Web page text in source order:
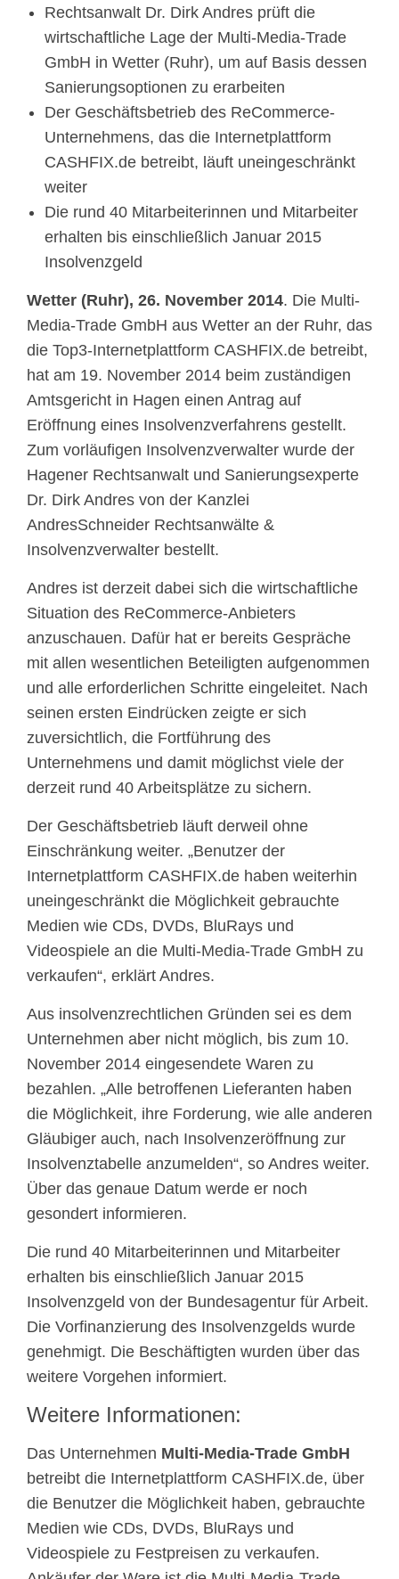
Rechtsanwalt Dr. Dirk Andres prüft die
wirtschaftliche Lage der Multi-Media-Trade
GmbH in Wetter (Ruhr), um auf Basis dessen
Sanierungsoptionen zu erarbeiten
Der Geschäftsbetrieb des ReCommerce-
Unternehmens, das die Internetplattform
CASHFIX.de betreibt, läuft uneingeschränkt
weiter
Die rund 40 Mitarbeiterinnen und Mitarbeiter
erhalten bis einschließlich Januar 2015
Insolvenzgeld
Wetter (Ruhr), 26. November 2014. Die Multi-
Media-Trade GmbH aus Wetter an der Ruhr, das
die Top3-Internetplattform CASHFIX.de betreibt,
hat am 19. November 2014 beim zuständigen
Amtsgericht in Hagen einen Antrag auf
Eröffnung eines Insolvenzverfahrens gestellt.
Zum vorläufigen Insolvenzverwalter wurde der
Hagener Rechtsanwalt und Sanierungsexperte
Dr. Dirk Andres von der Kanzlei
AndresSchneider Rechtsanwälte &
Insolvenzverwalter bestellt.
Andres ist derzeit dabei sich die wirtschaftliche
Situation des ReCommerce-Anbieters
anzuschauen. Dafür hat er bereits Gespräche
mit allen wesentlichen Beteiligten aufgenommen
und alle erforderlichen Schritte eingeleitet. Nach
seinen ersten Eindrücken zeigte er sich
zuversichtlich, die Fortführung des
Unternehmens und damit möglichst viele der
derzeit rund 40 Arbeitsplätze zu sichern.
Der Geschäftsbetrieb läuft derweil ohne
Einschränkung weiter. „Benutzer der
Internetplattform CASHFIX.de haben weiterhin
uneingeschränkt die Möglichkeit gebrauchte
Medien wie CDs, DVDs, BluRays und
Videospiele an die Multi-Media-Trade GmbH zu
verkaufen“, erklärt Andres.
Aus insolvenzrechtlichen Gründen sei es dem
Unternehmen aber nicht möglich, bis zum 10.
November 2014 eingesendete Waren zu
bezahlen. „Alle betroffenen Lieferanten haben
die Möglichkeit, ihre Forderung, wie alle anderen
Gläubiger auch, nach Insolvenzeröffnung zur
Insolvenztabelle anzumelden“, so Andres weiter.
Über das genaue Datum werde er noch
gesondert informieren.
Die rund 40 Mitarbeiterinnen und Mitarbeiter
erhalten bis einschließlich Januar 2015
Insolvenzgeld von der Bundesagentur für Arbeit.
Die Vorfinanzierung des Insolvenzgelds wurde
genehmigt. Die Beschäftigten wurden über das
weitere Vorgehen informiert.
Weitere Informationen:
Das Unternehmen Multi-Media-Trade GmbH
betreibt die Internetplattform CASHFIX.de, über
die Benutzer die Möglichkeit haben, gebrauchte
Medien wie CDs, DVDs, BluRays und
Videospiele zu Festpreisen zu verkaufen.